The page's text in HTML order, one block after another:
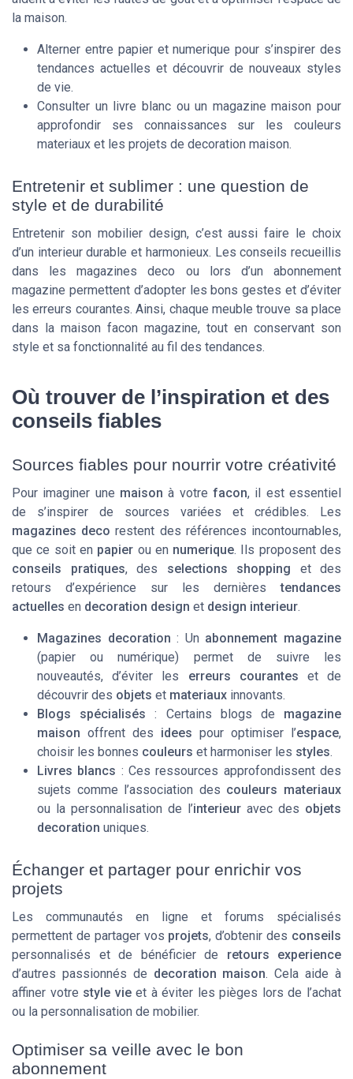
la maison.
Alterner entre papier et numerique pour s’inspirer des
tendances actuelles et découvrir de nouveaux styles
de vie.
Consulter un livre blanc ou un magazine maison pour
approfondir ses connaissances sur les couleurs
materiaux et les projets de decoration maison.
Entretenir et sublimer : une question de
style et de durabilité
Entretenir son mobilier design, c’est aussi faire le choix
d’un interieur durable et harmonieux. Les conseils recueillis
dans les magazines deco ou lors d’un abonnement
magazine permettent d’adopter les bons gestes et d’éviter
les erreurs courantes. Ainsi, chaque meuble trouve sa place
dans la maison facon magazine, tout en conservant son
style et sa fonctionnalité au fil des tendances.
Où trouver de l’inspiration et des
conseils fiables
Sources fiables pour nourrir votre créativité
Pour imaginer une maison à votre facon, il est essentiel
de s’inspirer de sources variées et crédibles. Les
magazines deco restent des références incontournables,
que ce soit en papier ou en numerique. Ils proposent des
conseils pratiques, des selections shopping et des
retours d’expérience sur les dernièrestendances
actuelles en decoration design et design interieur.
Magazines decoration : Un abonnement magazine
(papier ou numérique) permet de suivre les
nouveautés, d’éviter les erreurs courantes et de
découvrir des objets et materiaux innovants.
Blogs spécialisés : Certains blogs de magazine
maison offrent des idees pour optimiser l’espace,
choisir les bonnes couleurs et harmoniser les styles.
Livres blancs : Ces ressources approfondissent des
sujets comme l’association des couleurs materiaux
ou la personnalisation de l’interieur avec des objets
decoration uniques.
Échanger et partager pour enrichir vos
projets
Les communautés en ligne et forums spécialisés
permettent de partager vos projets, d’obtenir des conseils
personnalisés et de bénéficier de retours experience
d’autres passionnés de decoration maison. Cela aide à
affiner votre style vieet à éviter les pièges lors de l’achat
ou la personnalisation de mobilier.
Optimiser sa veille avec le bon
abonnement